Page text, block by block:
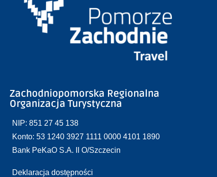
Zachodniopomorska Regionalna
Organizacja Turystyczna
NIP: 851 27 45 138
Konto: 53 1240 3927 1111 0000 4101 1890
Bank PeKaO S.A. II O/Szczecin
Deklaracja dostępności